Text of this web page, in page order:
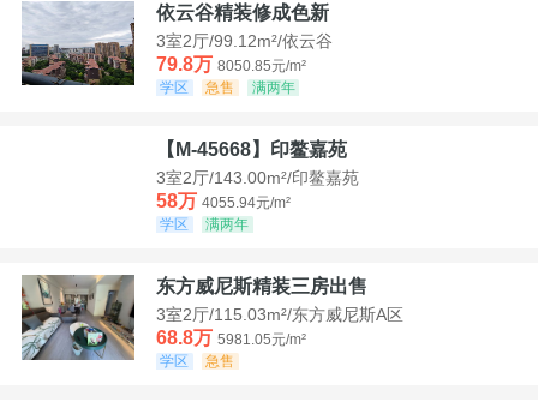
依云谷精装修成色新
3室2厅/99.12m²/依云谷
79.8万 8050.85元/m²
学区
急售 满两年
【M-45668】印鳌嘉苑
3室2厅/143.00m²/印鳌嘉苑
58万 4055.94元/m²
学区
满两年
东方威尼斯精装三房出售
3室2厅/115.03m²/东方威尼斯A区
68.8万 5981.05元/m²
学区
急售